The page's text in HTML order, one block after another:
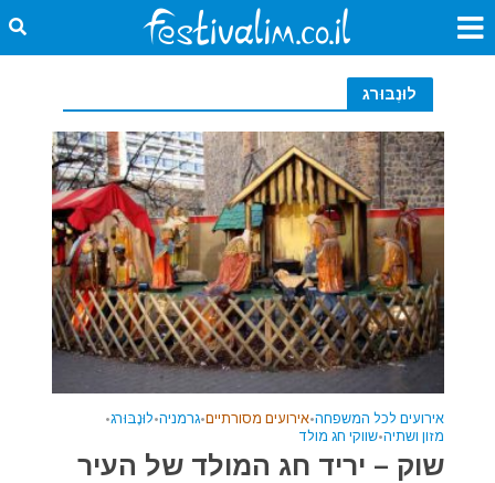
לוּנֶבּוּרג
אירועים לכל המשפחה•אירועים מסורתיים•גרמניה•לוּנֶבּוּרג•
מזון ושתיה•שווקי חג מולד
שוק – יריד חג המולד של העיר